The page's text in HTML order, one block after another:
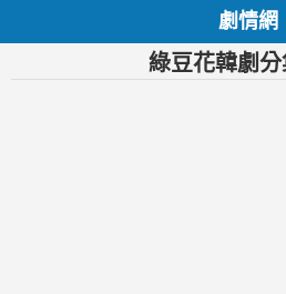
劇情網
綠豆花韓劇